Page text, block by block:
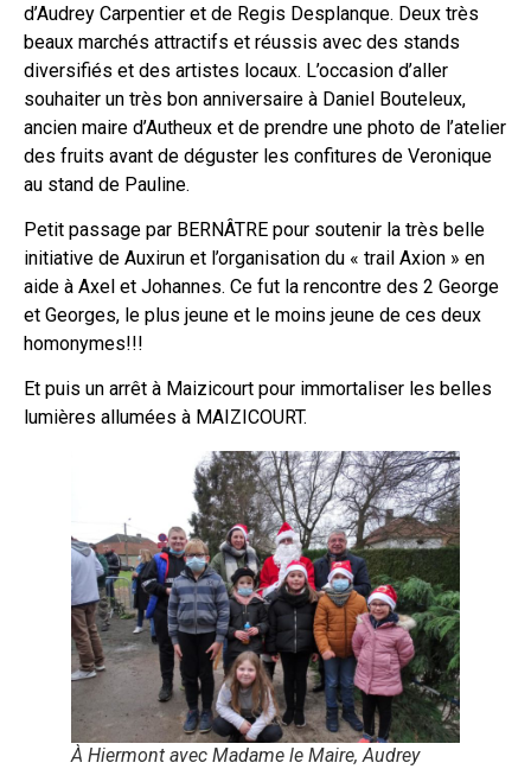
d’Audrey Carpentier et de Regis Desplanque. Deux très
beaux marchés attractifs et réussis avec des stands
diversifiés et des artistes locaux. L’occasion d’aller
souhaiter un très bon anniversaire à Daniel Bouteleux,
ancien maire d’Autheux et de prendre une photo de l’atelier
des fruits avant de déguster les confitures de Veronique
au stand de Pauline.
Petit passage par BERNÂTRE pour soutenir la très belle
initiative de Auxirun et l’organisation du « trail Axion » en
aide à Axel et Johannes. Ce fut la rencontre des 2 George
et Georges, le plus jeune et le moins jeune de ces deux
homonymes!!!
Et puis un arrêt à Maizicourt pour immortaliser les belles
lumières allumées à MAIZICOURT.
À Hiermont avec Madame le Maire,Audrey